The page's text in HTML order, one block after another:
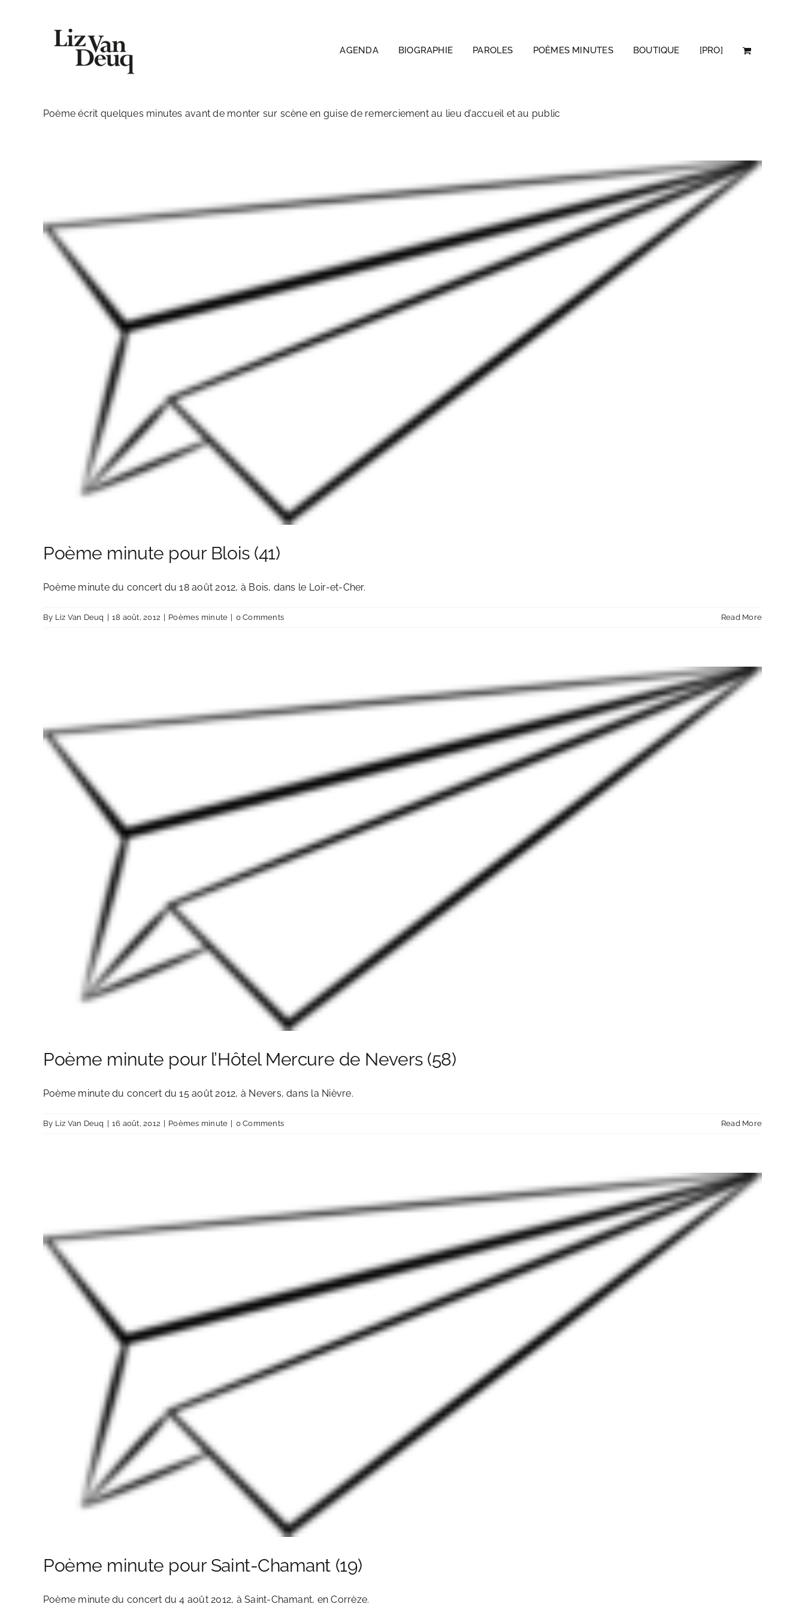
AGENDA BIOGRAPHIE PAROLES POÈMES MINUTES BOUTIQUE [PRO]
Poème écrit quelques minutes avant de monter sur scène en guise de remerciement au lieu d’accueil et au public
Poème minute pour Blois (41)
Poème minute du concert du 18 août 2012, à Bois, dans le Loir-et-Cher.
By Liz Van Deuq 18 août, 2012 Poèmes minute 0 Comments Read More
Poème minute pour l’Hôtel Mercure de Nevers (58)
Poème minute du concert du 15 août 2012, à Nevers, dans la Nièvre.
By Liz Van Deuq 16 août, 2012 Poèmes minute 0 Comments Read More
Poème minute pour Saint-Chamant (19)
Poème minute du concert du 4 août 2012, à Saint-Chamant, en Corrèze.